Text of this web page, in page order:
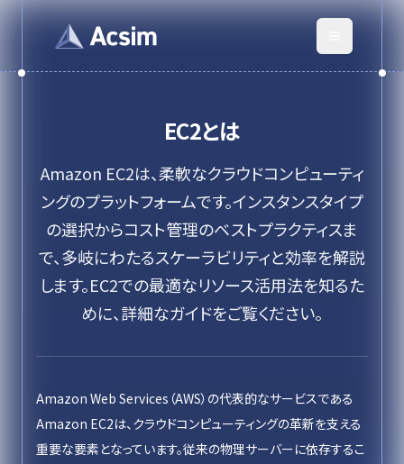
EC2とは
Amazon EC2は、柔軟なクラウドコンピューティ
ングのプラットフォームです。インスタンスタイプ
の選択からコスト管理のベストプラクティスま
で、多岐にわたるスケーラビリティと効率を解説
します。EC2での最適なリソース活用法を知るた
めに、詳細なガイドをご覧ください。
Amazon Web Services（AWS）の代表的なサービスである
Amazon EC2は、クラウドコンピューティングの革新を支える
重要な要素となっています。従来の物理サーバーに依存するこ